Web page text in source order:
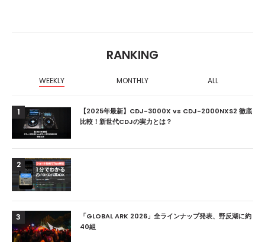
RANKING
WEEKLY MONTHLY ALL
1
【2025年最新】CDJ-3000X vs CDJ-2000NXS2 徹底
比較！新世代CDJの実力とは？
2
3
「GLOBAL ARK 2026」全ラインナップ発表、野反湖に約
40組